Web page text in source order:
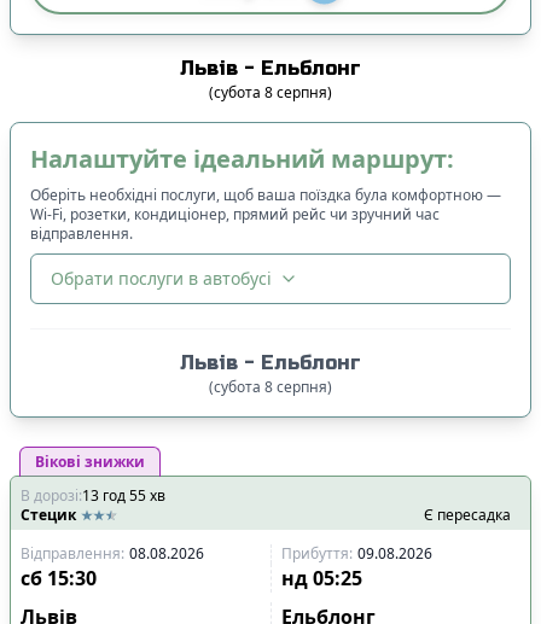
Львів - Ельблонг
(субота 8серпня)
Налаштуйте ідеальний маршрут:
Оберіть необхідні послуги, щоб ваша поїздка була комфортною —
Wi-Fi, розетки, кондиціонер, прямий рейс чи зручний час
відправлення.
Обрати послуги в автобусі
Спочатку дешевші
Час відправлення
Спочатку ранні
Спочатку вечірні
Час прибуття
Львів - Ельблонг
(субота 8серпня)
Вікові знижки
В дорозі:13 год55хв
Стецик
Є пересадка
Відправлення: 08.08.2026 Прибуття: 09.08.2026
сб 15:30 нд 05:25
Львів
Ельблонг